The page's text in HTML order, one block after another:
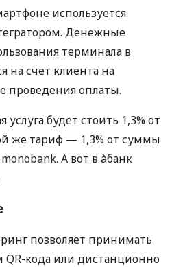
используется
Денежные
терминала в
на счет клиента на
проведения оплаты.
услуга будет стоить 1,3% от
же тариф — 1,3% от суммы
А вот в àбанк
позволяет принимать
QR-кода или дистанционно